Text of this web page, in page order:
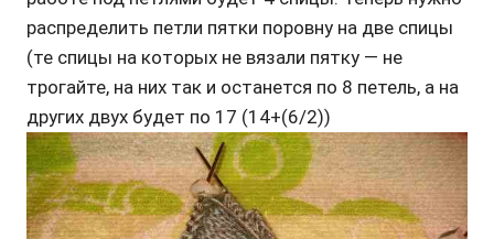
распределить петли пятки поровну на две спицы
(те спицы на которых не вязали пятку — не
трогайте, на них так и останется по 8 петель, а на
других двух будет по 17 (14+(6/2))